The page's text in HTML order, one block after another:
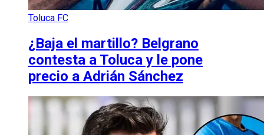
Toluca FC
¿Baja el martillo? Belgrano
contesta a Toluca y le pone
precio a Adrián Sánchez